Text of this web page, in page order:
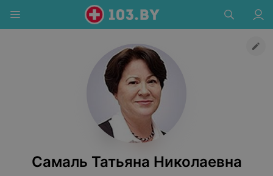
Самаль Татьяна Николаевна